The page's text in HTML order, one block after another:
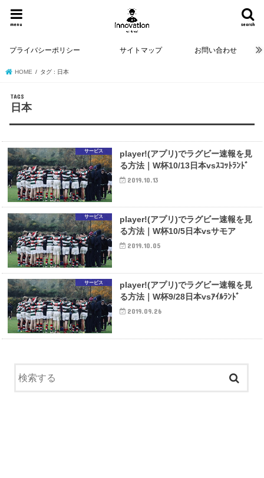
search
menu
プライバシーポリシー サイトマップ お問い合わせ
HOME タグ : 日本
日本
サービス
player!(アプリ)でラグビー速報を見
る方法｜W杯10/13日本vsｽｺｯﾄﾗﾝﾄﾞ
2019.10.13
サービス
player!(アプリ)でラグビー速報を見
る方法｜W杯10/5日本vsサモア
2019.10.05
サービス
player!(アプリ)でラグビー速報を見
る方法｜W杯9/28日本vsｱｲﾙﾗﾝﾄﾞ
2019.09.26